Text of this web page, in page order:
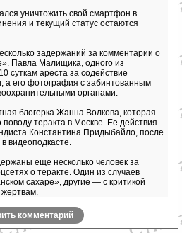
уничтожить свой смартфон в
и текущий статус остаются
задержаний за комментарии о
Павла Малищика, одного из
суткам ареста за содействие
а его фотография с забинтованным
органами.
блогерка Жанна Волкова, которая
теракта в Москве. Ее действия
Константина Придыбайло, после
видеоподкасте.
еще несколько человек за
о теракте. Один из случаев
сахаре», другие — с критикой
жертвам.
комментарий